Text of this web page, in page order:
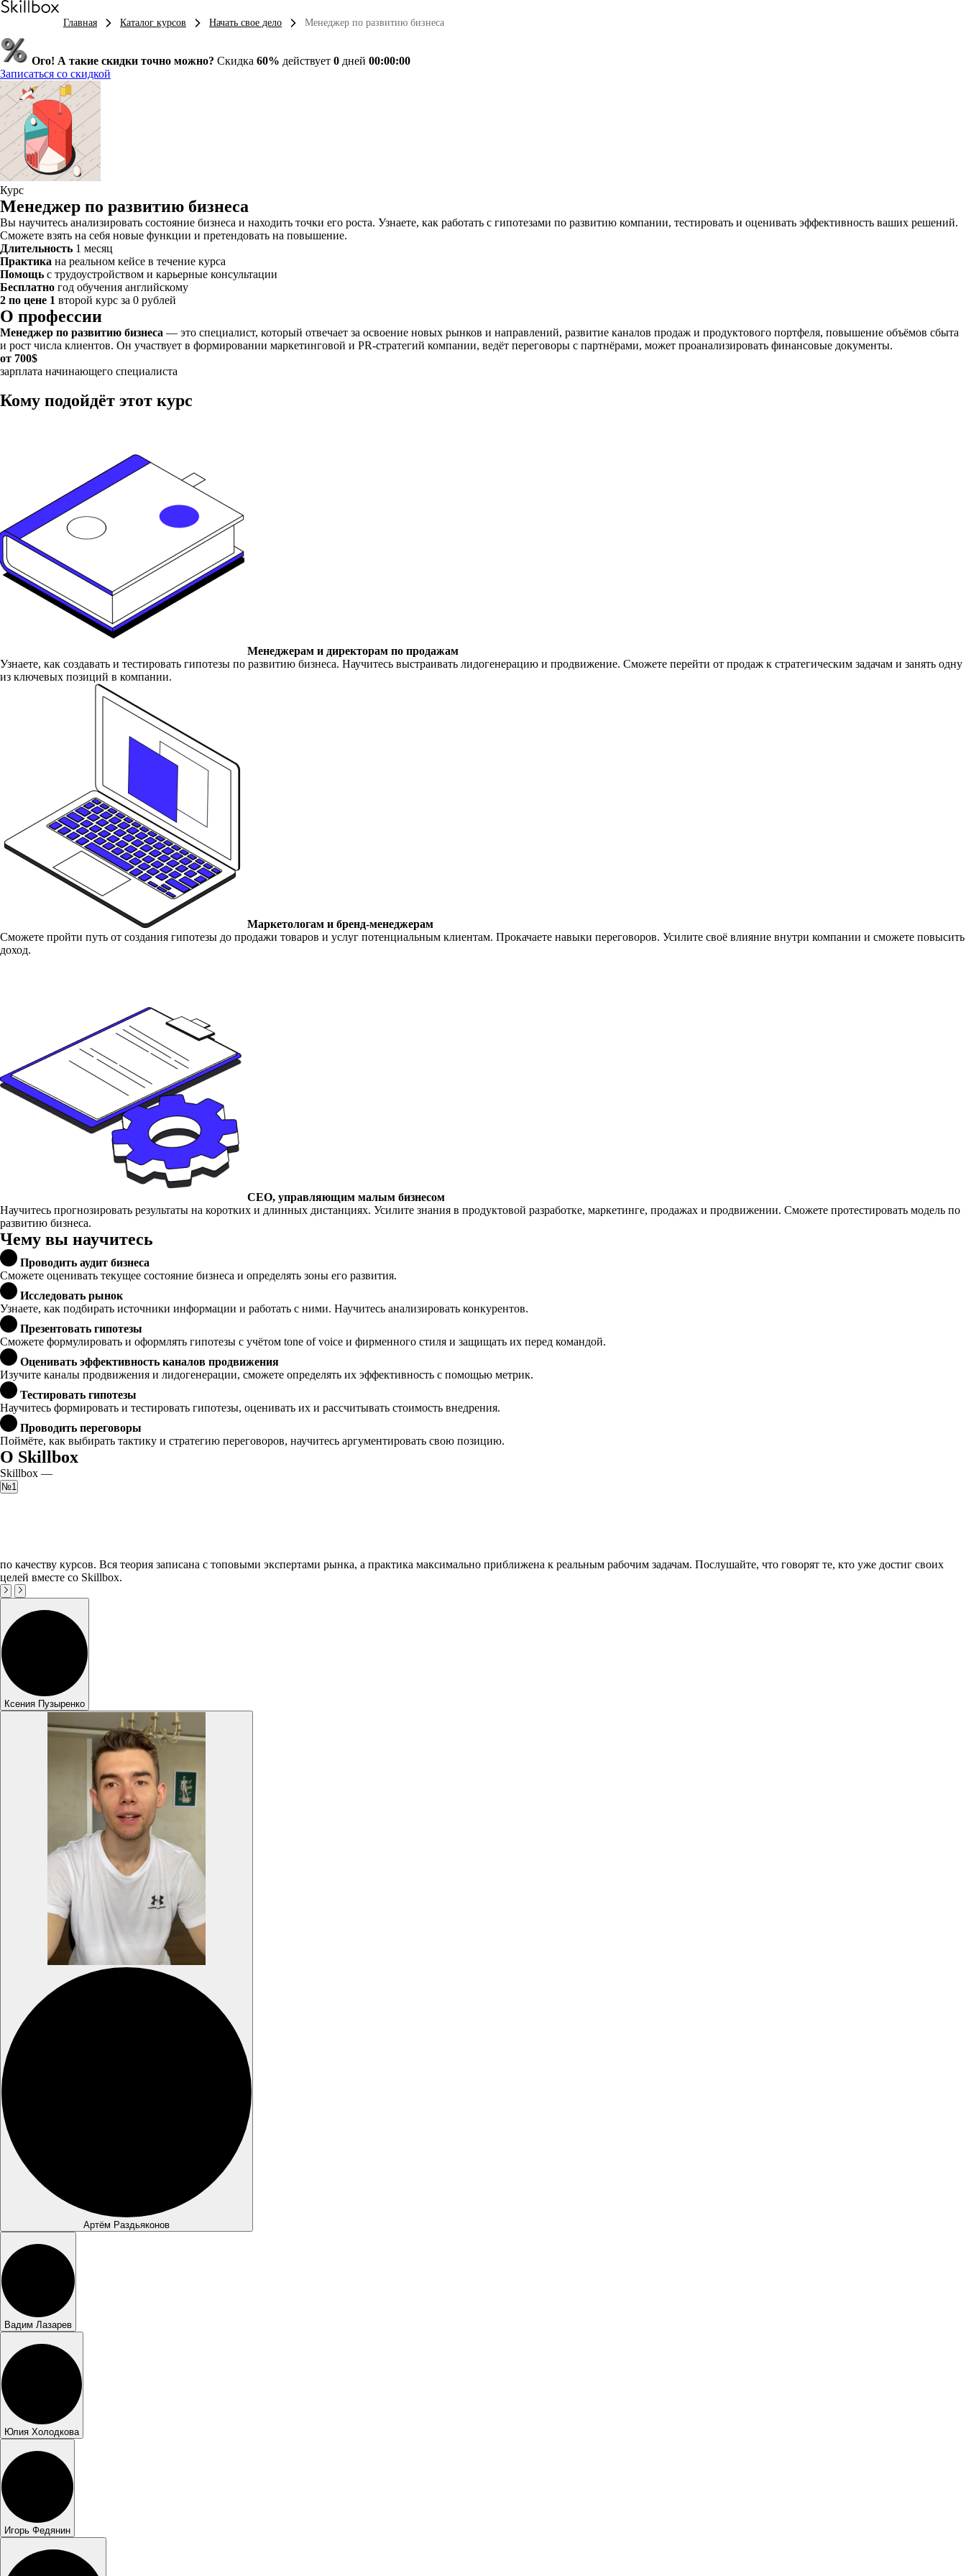
Главная Каталог курсов Начать свое дело Менеджер по развитию бизнеса
Ого! А такие скидки точно можно? Скидка 60% действует 0 дней 00:00:00
Записаться со скидкой
Курс
Менеджер по развитию бизнеса
Вы научитесь анализировать состояние бизнеса и находить точки его роста. Узнаете, как работать с гипотезами по развитию компании, тестировать и оценивать эффективность ваших решений.
Сможете взять на себя новые функции и претендовать на повышение.
Длительность 1 месяц
Практика на реальном кейсе в течение курса
Помощь с трудоустройством и карьерные консультации
Бесплатно год обучения английскому
2 по цене 1 второй курс за 0 рублей
О профессии
Менеджер по развитию бизнеса — это специалист, который отвечает за освоение новых рынков и направлений, развитие каналов продаж и продуктового портфеля, повышение объёмов сбыта
и рост числа клиентов. Он участвует в формировании маркетинговой и PR-стратегий компании, ведёт переговоры с партнёрами, может проанализировать финансовые документы.
от 700$
зарплата начинающего специалиста
Кому подойдёт этот курс
Менеджерам и директорам по продажам
Узнаете, как создавать и тестировать гипотезы по развитию бизнеса. Научитесь выстраивать лидогенерацию и продвижение. Сможете перейти от продаж к стратегическим задачам и занять одну
из ключевых позиций в компании.
Маркетологам и бренд-менеджерам
Сможете пройти путь от создания гипотезы до продажи товаров и услуг потенциальным клиентам. Прокачаете навыки переговоров. Усилите своё влияние внутри компании и сможете повысить
доход.
СЕО, управляющим малым бизнесом
Научитесь прогнозировать результаты на коротких и длинных дистанциях. Усилите знания в продуктовой разработке, маркетинге, продажах и продвижении. Сможете протестировать модель по
развитию бизнеса.
Чему вы научитесь
Проводить аудит бизнеса
Сможете оценивать текущее состояние бизнеса и определять зоны его развития.
Исследовать рынок
Узнаете, как подбирать источники информации и работать с ними. Научитесь анализировать конкурентов.
Презентовать гипотезы
Сможете формулировать и оформлять гипотезы с учётом tone of voice и фирменного стиля и защищать их перед командой.
Оценивать эффективность каналов продвижения
Изучите каналы продвижения и лидогенерации, сможете определять их эффективность с помощью метрик.
Тестировать гипотезы
Научитесь формировать и тестировать гипотезы, оценивать их и рассчитывать стоимость внедрения.
Проводить переговоры
Поймёте, как выбирать тактику и стратегию переговоров, научитесь аргументировать свою позицию.
О Skillbox
Skillbox —
№1
по качеству курсов. Вся теория записана с топовыми экспертами рынка, а практика максимально приближена к реальным рабочим задачам. Послушайте, что говорят те, кто уже достиг своих
целей вместе со Skillbox.
Ксения Пузыренко
Артём Раздьяконов
Вадим Лазарев
Юлия Холодкова
Игорь Федянин